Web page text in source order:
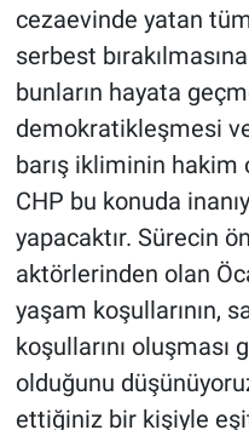
cezaevinde yatan
serbest
bunların hayata
demokratikleşmesi
barış ikliminin hakim
CHP bu konuda
yapacaktır. Sürecin
aktörlerinden olan
yaşam koşullarının,
koşullarını oluşması
olduğunu
ettiğiniz bir kişiyle